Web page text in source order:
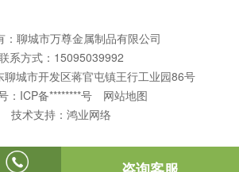
：聊城市万尊金属制品有限公司
系方式：15095039992
聊城市开发区蒋官屯镇王行工业园86号
： ICP备********号
网站地图
技术支持： 鸿业网络